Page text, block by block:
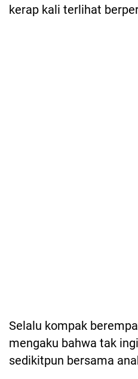
kerap kali terlihat
Selalu kompak
mengaku bahwa tak
sedikitpun bersama